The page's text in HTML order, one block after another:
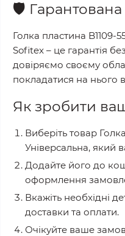
🛡️ Гарантована
Голка пластина B1109-
Sofitex – це гарантія
довіряємо своєму
покладатися на нього
Як зробити
Виберіть товар
Універсальна, який
Додайте його до
оформлення
Вкажіть необхідні
доставки та оплати.
Очікуйте ваше